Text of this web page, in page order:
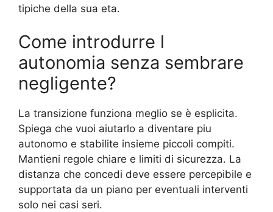
tipiche della sua eta.
Come introdurre l
autonomia senza sembrare
negligente?
La transizione funziona meglio se è esplicita.
Spiega che vuoi aiutarlo a diventare piu
autonomo e stabilite insieme piccoli compiti.
Mantieni regole chiare e limiti di sicurezza. La
distanza che concedi deve essere percepibile e
supportata da un piano per eventuali interventi
solo nei casi seri.